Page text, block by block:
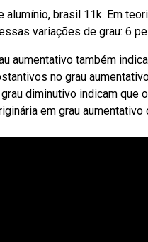
brasil 11k. Em
variações de grau: 6
aumentativo também
no grau
diminutivo indicam que
em grau aumentativo